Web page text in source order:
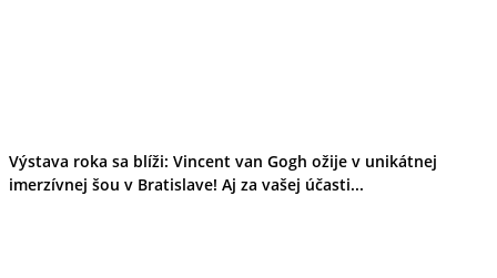
Výstava roka sa blíži: Vincent van Gogh ožije v unikátnej
imerzívnej šou v Bratislave! Aj za vašej účasti...